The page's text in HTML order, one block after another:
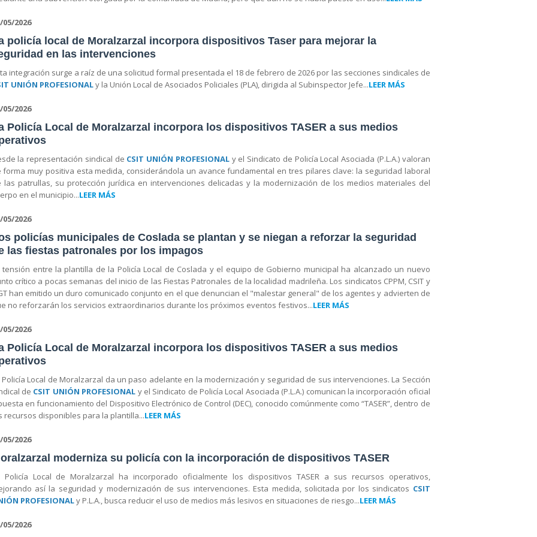
05/2026
policía local de Moralzarzal incorpora dispositivos Taser para mejorar la
en las intervenciones
integración surge a raíz de una solicitud formal presentada el 18 de febrero de 2026 por las secciones sindicales de
UNIÓN PROFESIONALy la Unión Local de Asociados Policiales (PLA), dirigida al Subinspector Jefe...LEER MÁS
05/2026
Policía Local de Moralzarzal incorpora los dispositivos TASER a sus medios
la representación sindical de CSIT UNIÓN PROFESIONALy el Sindicato de Policía Local Asociada (P.L.A.) valoran
forma muy positiva esta medida, considerándola un avance fundamental en tres pilares clave: la seguridad laboral
las patrullas, su protección jurídica en intervenciones delicadas y la modernización de los medios materiales del
en el municipio...LEER MÁS
05/2026
policías municipales de Coslada se plantan y se niegan a reforzar la seguridad
las fiestas patronales por los impagos
tensión entre la plantilla de la Policía Local de Coslada y el equipo de Gobierno municipal ha alcanzado un nuevo
crítico a pocas semanas del inicio de las Fiestas Patronales de la localidad madrileña. Los sindicatos CPPM, CSIT y
han emitido un duro comunicado conjunto en el que denuncian el "malestar general" de los agentes y advierten de
no reforzarán los servicios extraordinarios durante los próximos eventos festivos...LEER MÁS
05/2026
Policía Local de Moralzarzal incorpora los dispositivos TASER a sus medios
Policía Local de Moralzarzal da un paso adelante en la modernización y seguridad de sus intervenciones. La Sección
de CSIT UNIÓN PROFESIONAL y el Sindicato de Policía Local Asociada (P.L.A.) comunican la incorporación oficial
en funcionamiento del Dispositivo Electrónico de Control (DEC), conocido comúnmente como “TASER”, dentro de
recursos disponibles para la plantilla...LEER MÁS
05/2026
moderniza su policía con la incorporación de dispositivos TASER
Policía Local de Moralzarzal ha incorporado oficialmente los dispositivos TASER a sus recursos operativos,
así la seguridad y modernización de sus intervenciones. Esta medida, solicitada por los sindicatos CSIT
PROFESIONALy P.L.A., busca reducir el uso de medios más lesivos en situaciones de riesgo...LEER MÁS
05/2026